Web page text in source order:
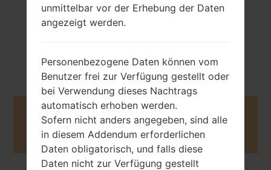
Buy accessories on Amazon
unmittelbar vor der Erhebung der Daten
angezeigt werden.
Personenbezogene Daten können vom
Benutzer frei zur Verfügung gestellt oder
bei Verwendung dieses Nachtrags
automatisch erhoben werden.
Sofern nicht anders angegeben, sind alle
in diesem Addendum erforderlichen
Daten obligatorisch, und falls diese
Daten nicht zur Verfügung gestellt